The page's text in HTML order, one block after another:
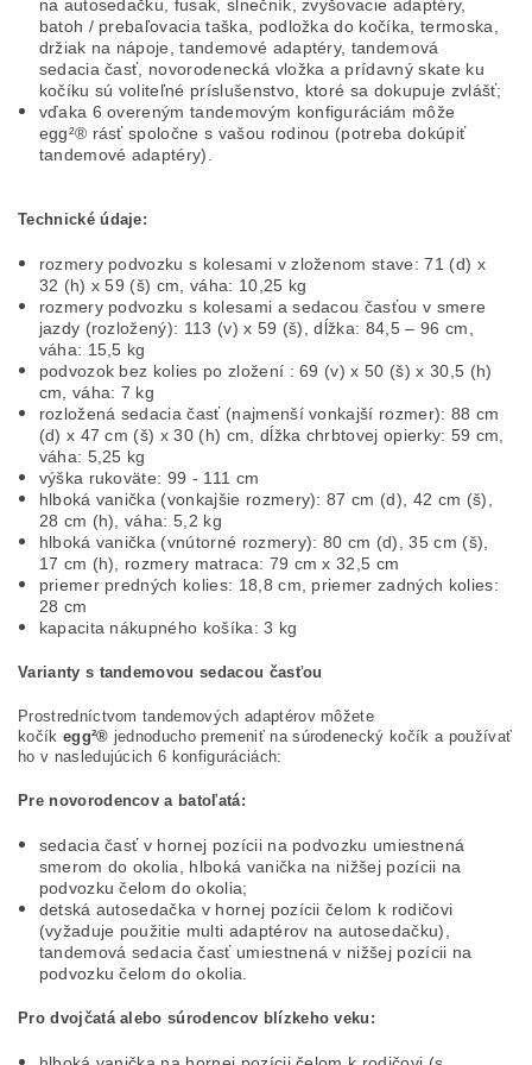
na autosedačku, fusak, slnečník, zvyšovacie adaptéry,
batoh / prebaľovacia taška, podložka do kočíka, termoska,
držiak na nápoje, tandemové adaptéry, tandemová
sedacia časť, novorodenecká vložka a prídavný skate ku
kočíku sú voliteľné príslušenstvo, ktoré sa dokupuje zvlášť;
vďaka 6 overeným tandemovým konfiguráciám môže
egg²® rásť spoločne s vašou rodinou (potreba dokúpiť
tandemové adaptéry).
Technické údaje:
rozmery podvozku s kolesami v zloženom stave: 71 (d) x
32 (h) x 59 (š) cm, váha: 10,25 kg
rozmery podvozku s kolesami a sedacou časťou v smere
jazdy (rozložený): 113 (v) x 59 (š), dĺžka: 84,5 – 96 cm,
váha: 15,5 kg
podvozok bez kolies po zložení : 69 (v) x 50 (š) x 30,5 (h)
cm, váha: 7 kg
rozložená sedacia časť (najmenší vonkajší rozmer): 88 cm
(d) x 47 cm (š) x 30 (h) cm, dĺžka chrbtovej opierky: 59 cm,
váha: 5,25 kg
výška rukoväte: 99 - 111 cm
hlboká vanička (vonkajšie rozmery): 87 cm (d), 42 cm (š),
28 cm (h), váha: 5,2 kg
hlboká vanička (vnútorné rozmery): 80 cm (d), 35 cm (š),
17 cm (h), rozmery matraca: 79 cm x 32,5 cm
priemer predných kolies: 18,8 cm, priemer zadných kolies:
28 cm
kapacita nákupného košíka: 3 kg
Varianty s tandemovou sedacou časťou
Prostredníctvom tandemových adaptérov môžete
kočík egg²® jednoducho premeniť na súrodenecký kočík a používať
ho v nasledujúcich 6 konfiguráciách:
Pre novorodencov a batoľatá:
sedacia časť v hornej pozícii na podvozku umiestnená
smerom do okolia, hlboká vanička na nižšej pozícii na
podvozku čelom do okolia;
detská autosedačka v hornej pozícii čelom k rodičovi
(vyžaduje použitie multi adaptérov na autosedačku),
tandemová sedacia časť umiestnená v nižšej pozícii na
podvozku čelom do okolia.
Pro dvojčatá alebo súrodencov blízkeho veku: